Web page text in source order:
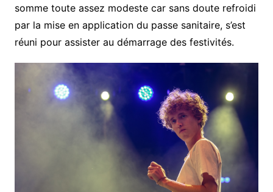
somme toute assez modeste car sans doute refroidi
par la mise en application du passe sanitaire, s’est
réuni pour assister au démarrage des festivités.